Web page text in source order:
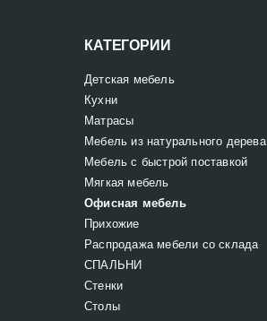
КАТЕГОРИИ
Детская мебель
Кухни
Матрасы
Мебель из натурального дерева
Мебель с быстрой поставкой
Мягкая мебель
Офисная мебель
Прихожие
Распродажа мебели со склада
СПАЛЬНИ
Стенки
Столы